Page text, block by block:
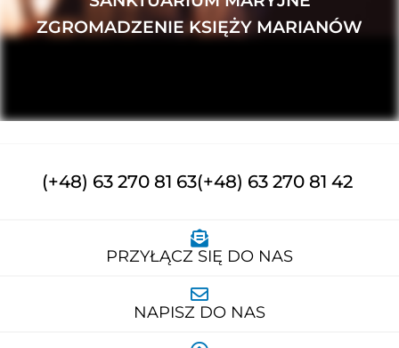
ZGROMADZENIE KSIĘŻY MARIANÓW
(+48) 63 270 81 63(+48) 63 270 81 42
PRZYŁĄCZ SIĘ DO NAS
NAPISZ DO NAS